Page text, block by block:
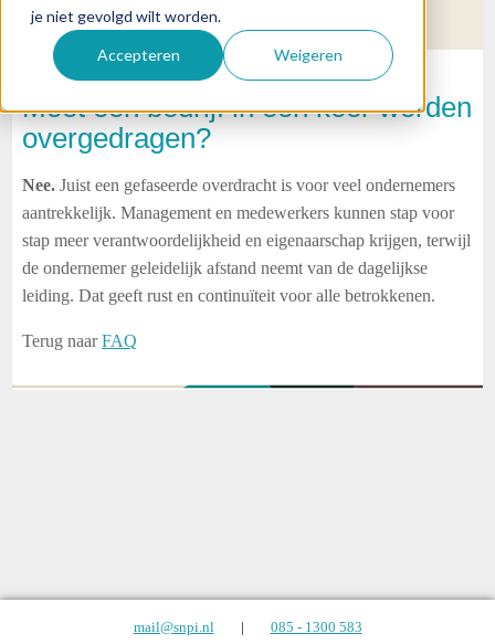
je niet gevolgd wilt worden.
Accepteren Weigeren
Menu
Moet een bedrijf in één keer worden
overgedragen?
Nee. Juist een gefaseerde overdracht is voor veel ondernemers
aantrekkelijk. Management en medewerkers kunnen stap voor
stap meer verantwoordelijkheid en eigenaarschap krijgen, terwijl
de ondernemer geleidelijk afstand neemt van de dagelijkse
leiding. Dat geeft rust en continuïteit voor alle betrokkenen.
Terug naarFAQ
mail@snpi.nl| 085 - 1300 583